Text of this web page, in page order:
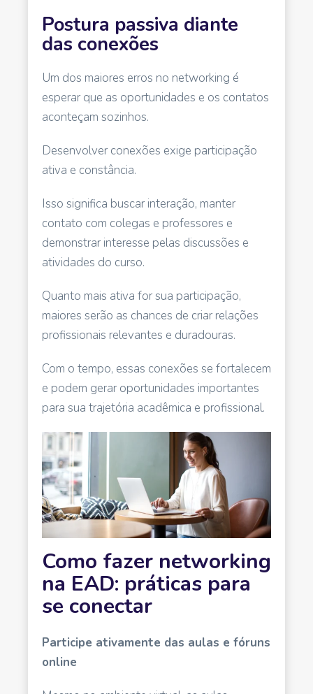
Postura passiva diante
das conexões
Um dos maiores erros no networking é
esperar que as oportunidades e os contatos
aconteçam sozinhos.
Desenvolver conexões exige participação
ativa e constância.
Isso significa buscar interação, manter
contato com colegas e professores e
demonstrar interesse pelas discussões e
atividades do curso.
Quanto mais ativa for sua participação,
maiores serão as chances de criar relações
profissionais relevantes e duradouras.
Com o tempo, essas conexões se fortalecem
e podem gerar oportunidades importantes
para sua trajetória acadêmica e profissional.
Como fazer networking
na EAD: práticas para
se conectar
Participe ativamente das aulas e fóruns
online